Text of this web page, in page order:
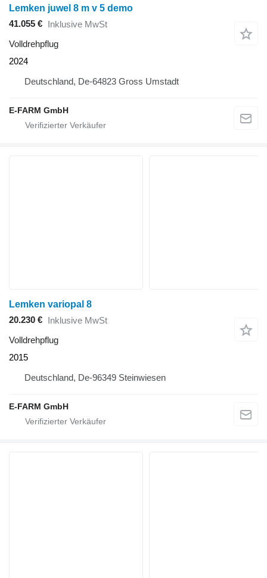
Lemken juwel 8 m v 5 demo
41.055 € Inklusive MwSt
Volldrehpflug
2024
Deutschland, De-64823 Gross Umstadt
E-FARM GmbH
Lemken variopal 8
20.230 € Inklusive MwSt
Volldrehpflug
2015
Deutschland, De-96349 Steinwiesen
E-FARM GmbH